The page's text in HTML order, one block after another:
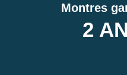
Montres
2